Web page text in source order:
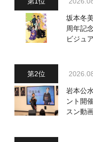
坂本冬
周年記
ビジュ
岩本公
ント開
スン動